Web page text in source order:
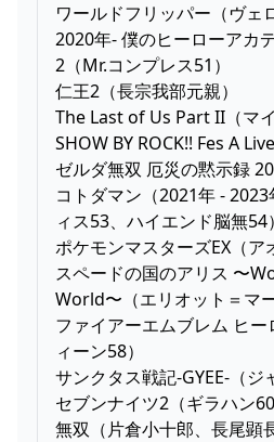
ワールドフリッパー（ヴェ
2020年- 僕のヒーローアカ
2（Mr.コンプレス51）
仁王2（長宗我部元親）
The Last of Us Part II（マイ
SHOW BY ROCK!! Fes A
ゼルダ無双 厄災の黙示録
コトダマン（2021年 -
ィス53、ハイエンド脳無54）
ポケモンマスターズEX（ア
スペードの国のアリス 〜
World〜（エリオット＝マー
ファイアーエムブレム ヒ
ィーン58）
サンクタス戦記-GYEE-（ジ
セブンナイツ2（ギラハン
無双（片倉小十郎、長尾顕